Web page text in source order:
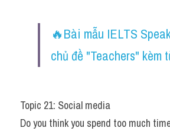
🔥Bài mẫu IELTS
chủ đề "Teachers" kèm
Topic 21: Social media
Do you think you spend too much